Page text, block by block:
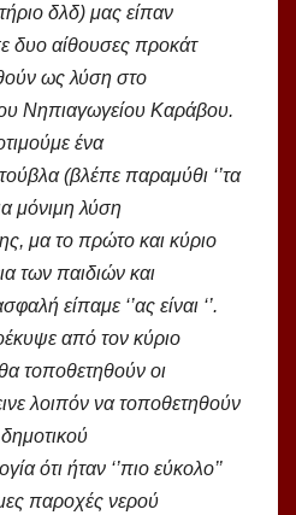
δλδ) μας είπαν
δυο αίθουσες προκάτ
ως λύση στο
Νηπιαγωγείου Καράβου.
ένα
(βλέπε παραμύθι ‘’τα
μόνιμη λύση
μα το πρώτο και κύριο
των παιδιών και
είπαμε ‘’ας είναι ‘’.
από τον κύριο
τοποθετηθούν οι
λοιπόν να τοποθετηθούν
ότι ήταν ‘’πιο εύκολο’’
παροχές νερού